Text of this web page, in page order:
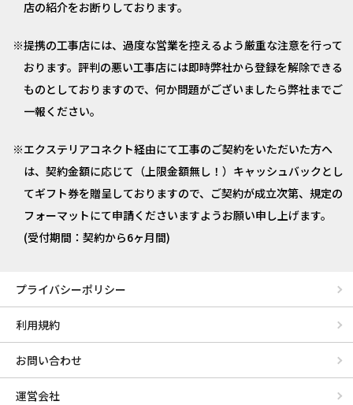
店の紹介をお断りしております。
提携の工事店には、過度な営業を控えるよう厳重な注意を行って
おります。評判の悪い工事店には即時弊社から登録を解除できる
ものとしておりますので、何か問題がございましたら弊社までご
一報ください。
エクステリアコネクト経由にて工事のご契約をいただいた方へ
は、契約金額に応じて（上限金額無し！）キャッシュバックとし
てギフト券を贈呈しておりますので、ご契約が成立次第、規定の
フォーマットにて申請くださいますようお願い申し上げます。
(受付期間：契約から6ヶ月間)
プライバシーポリシー
利用規約
お問い合わせ
運営会社